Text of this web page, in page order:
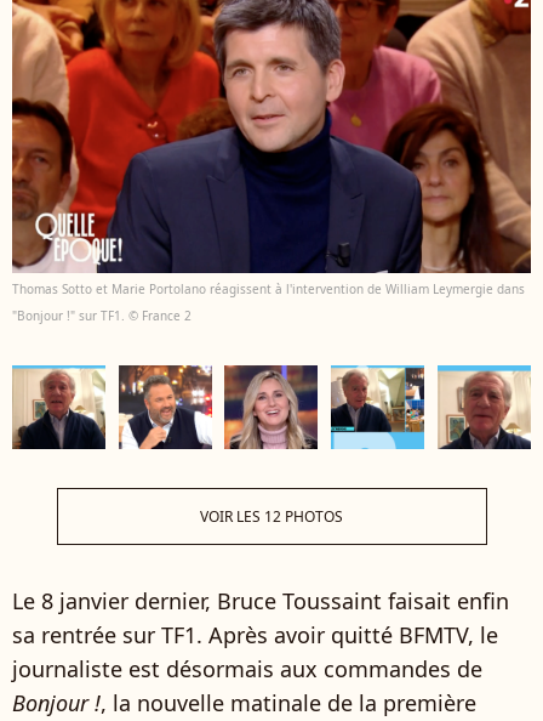
Thomas Sotto et Marie Portolano réagissent à l'intervention de William Leymergie dans
"Bonjour !" sur TF1. © France 2
VOIR LES 12 PHOTOS
Le 8 janvier dernier, Bruce Toussaint faisait enfin
sa rentrée sur TF1. Après avoir quitté BFMTV, le
journaliste est désormais aux commandes de
Bonjour !, la nouvelle matinale de la première